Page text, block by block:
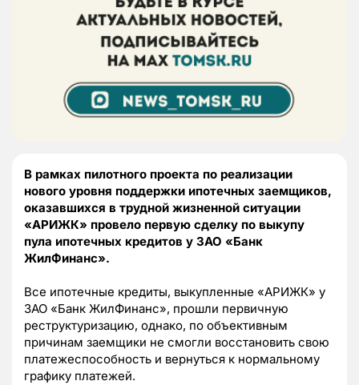
В рамках пилотного проекта по реализации
нового уровня поддержки ипотечных заемщиков,
оказавшихся в трудной жизненной ситуации
«АРИЖК» провело первую сделку по выкупу
пула ипотечных кредитов у ЗАО «Банк
ЖилФинанс».
Все ипотечные кредиты, выкупленные «АРИЖК» у
ЗАО «Банк ЖилФинанс», прошли первичную
реструктуризацию, однако, по объективным
причинам заемщики не смогли восстановить свою
платежеспособность и вернуться к нормальному
графику платежей.